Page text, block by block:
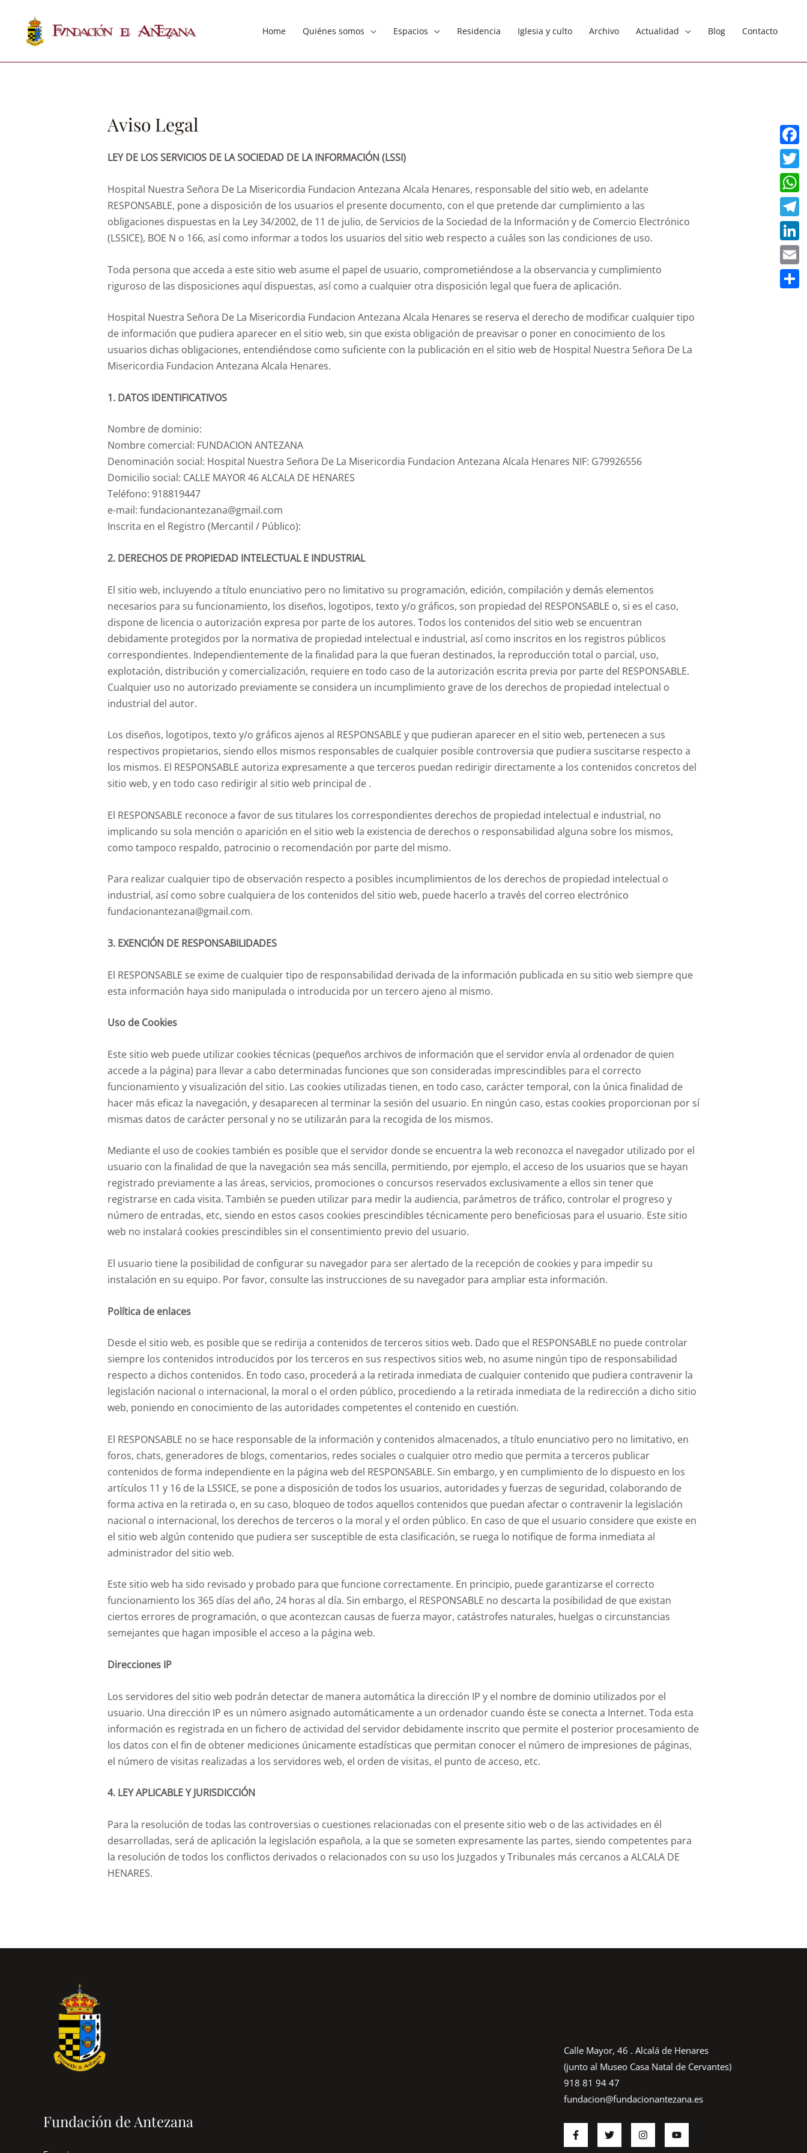
Home Quiénes somos Espacios Residencia Iglesia y culto Archivo Actualidad Blog Contacto
Aviso Legal
LEY DE LOS SERVICIOS DE LA SOCIEDAD DE LA INFORMACIÓN (LSSI)
Hospital Nuestra Señora De La Misericordia Fundacion Antezana Alcala Henares, responsable del sitio web, en adelante
RESPONSABLE, pone a disposición de los usuarios el presente documento, con el que pretende dar cumplimiento a las
obligaciones dispuestas en la Ley 34/2002, de 11 de julio, de Servicios de la Sociedad de la Información y de Comercio Electrónico
(LSSICE), BOE N o 166, así como informar a todos los usuarios del sitio web respecto a cuáles son las condiciones de uso.
Toda persona que acceda a este sitio web asume el papel de usuario, comprometiéndose a la observancia y cumplimiento
riguroso de las disposiciones aquí dispuestas, así como a cualquier otra disposición legal que fuera de aplicación.
Hospital Nuestra Señora De La Misericordia Fundacion Antezana Alcala Henares se reserva el derecho de modificar cualquier tipo
de información que pudiera aparecer en el sitio web, sin que exista obligación de preavisar o poner en conocimiento de los
usuarios dichas obligaciones, entendiéndose como suficiente con la publicación en el sitio web de Hospital Nuestra Señora De La
Misericordia Fundacion Antezana Alcala Henares.
1. DATOS IDENTIFICATIVOS
Nombre de dominio:
Nombre comercial: FUNDACION ANTEZANA
Denominación social: Hospital Nuestra Señora De La Misericordia Fundacion Antezana Alcala Henares NIF: G79926556
Domicilio social: CALLE MAYOR 46 ALCALA DE HENARES
Teléfono: 918819447
e-mail: fundacionantezana@gmail.com
Inscrita en el Registro (Mercantil / Público):
2. DERECHOS DE PROPIEDAD INTELECTUAL E INDUSTRIAL
El sitio web, incluyendo a título enunciativo pero no limitativo su programación, edición, compilación y demás elementos
necesarios para su funcionamiento, los diseños, logotipos, texto y/o gráficos, son propiedad del RESPONSABLE o, si es el caso,
dispone de licencia o autorización expresa por parte de los autores. Todos los contenidos del sitio web se encuentran
debidamente protegidos por la normativa de propiedad intelectual e industrial, así como inscritos en los registros públicos
correspondientes. Independientemente de la finalidad para la que fueran destinados, la reproducción total o parcial, uso,
explotación, distribución y comercialización, requiere en todo caso de la autorización escrita previa por parte del RESPONSABLE.
Cualquier uso no autorizado previamente se considera un incumplimiento grave de los derechos de propiedad intelectual o
industrial del autor.
Los diseños, logotipos, texto y/o gráficos ajenos al RESPONSABLE y que pudieran aparecer en el sitio web, pertenecen a sus
respectivos propietarios, siendo ellos mismos responsables de cualquier posible controversia que pudiera suscitarse respecto a
los mismos. El RESPONSABLE autoriza expresamente a que terceros puedan redirigir directamente a los contenidos concretos del
sitio web, y en todo caso redirigir al sitio web principal de .
El RESPONSABLE reconoce a favor de sus titulares los correspondientes derechos de propiedad intelectual e industrial, no
implicando su sola mención o aparición en el sitio web la existencia de derechos o responsabilidad alguna sobre los mismos,
como tampoco respaldo, patrocinio o recomendación por parte del mismo.
Para realizar cualquier tipo de observación respecto a posibles incumplimientos de los derechos de propiedad intelectual o
industrial, así como sobre cualquiera de los contenidos del sitio web, puede hacerlo a través del correo electrónico
fundacionantezana@gmail.com.
3. EXENCIÓN DE RESPONSABILIDADES
El RESPONSABLE se exime de cualquier tipo de responsabilidad derivada de la información publicada en su sitio web siempre que
esta información haya sido manipulada o introducida por un tercero ajeno al mismo.
Uso de Cookies
Este sitio web puede utilizar cookies técnicas (pequeños archivos de información que el servidor envía al ordenador de quien
accede a la página) para llevar a cabo determinadas funciones que son consideradas imprescindibles para el correcto
funcionamiento y visualización del sitio. Las cookies utilizadas tienen, en todo caso, carácter temporal, con la única finalidad de
hacer más eficaz la navegación, y desaparecen al terminar la sesión del usuario. En ningún caso, estas cookies proporcionan por sí
mismas datos de carácter personal y no se utilizarán para la recogida de los mismos.
Mediante el uso de cookies también es posible que el servidor donde se encuentra la web reconozca el navegador utilizado por el
usuario con la finalidad de que la navegación sea más sencilla, permitiendo, por ejemplo, el acceso de los usuarios que se hayan
registrado previamente a las áreas, servicios, promociones o concursos reservados exclusivamente a ellos sin tener que
registrarse en cada visita. También se pueden utilizar para medir la audiencia, parámetros de tráfico, controlar el progreso y
número de entradas, etc, siendo en estos casos cookies prescindibles técnicamente pero beneficiosas para el usuario. Este sitio
web no instalará cookies prescindibles sin el consentimiento previo del usuario.
El usuario tiene la posibilidad de configurar su navegador para ser alertado de la recepción de cookies y para impedir su
instalación en su equipo. Por favor, consulte las instrucciones de su navegador para ampliar esta información.
Política de enlaces
Desde el sitio web, es posible que se redirija a contenidos de terceros sitios web. Dado que el RESPONSABLE no puede controlar
siempre los contenidos introducidos por los terceros en sus respectivos sitios web, no asume ningún tipo de responsabilidad
respecto a dichos contenidos. En todo caso, procederá a la retirada inmediata de cualquier contenido que pudiera contravenir la
legislación nacional o internacional, la moral o el orden público, procediendo a la retirada inmediata de la redirección a dicho sitio
web, poniendo en conocimiento de las autoridades competentes el contenido en cuestión.
El RESPONSABLE no se hace responsable de la información y contenidos almacenados, a título enunciativo pero no limitativo, en
foros, chats, generadores de blogs, comentarios, redes sociales o cualquier otro medio que permita a terceros publicar
contenidos de forma independiente en la página web del RESPONSABLE. Sin embargo, y en cumplimiento de lo dispuesto en los
artículos 11 y 16 de la LSSICE, se pone a disposición de todos los usuarios, autoridades y fuerzas de seguridad, colaborando de
forma activa en la retirada o, en su caso, bloqueo de todos aquellos contenidos que puedan afectar o contravenir la legislación
nacional o internacional, los derechos de terceros o la moral y el orden público. En caso de que el usuario considere que existe en
el sitio web algún contenido que pudiera ser susceptible de esta clasificación, se ruega lo notifique de forma inmediata al
administrador del sitio web.
Este sitio web ha sido revisado y probado para que funcione correctamente. En principio, puede garantizarse el correcto
funcionamiento los 365 días del año, 24 horas al día. Sin embargo, el RESPONSABLE no descarta la posibilidad de que existan
ciertos errores de programación, o que acontezcan causas de fuerza mayor, catástrofes naturales, huelgas o circunstancias
semejantes que hagan imposible el acceso a la página web.
Direcciones IP
Los servidores del sitio web podrán detectar de manera automática la dirección IP y el nombre de dominio utilizados por el
usuario. Una dirección IP es un número asignado automáticamente a un ordenador cuando éste se conecta a Internet. Toda esta
información es registrada en un fichero de actividad del servidor debidamente inscrito que permite el posterior procesamiento de
los datos con el fin de obtener mediciones únicamente estadísticas que permitan conocer el número de impresiones de páginas,
el número de visitas realizadas a los servidores web, el orden de visitas, el punto de acceso, etc.
4. LEY APLICABLE Y JURISDICCIÓN
Para la resolución de todas las controversias o cuestiones relacionadas con el presente sitio web o de las actividades en él
desarrolladas, será de aplicación la legislación española, a la que se someten expresamente las partes, siendo competentes para
la resolución de todos los conflictos derivados o relacionados con su uso los Juzgados y Tribunales más cercanos a ALCALA DE
HENARES.
Fundación de Antezana
Calle Mayor, 46 . Alcalá de Henares
(junto al Museo Casa Natal de Cervantes)
918 81 94 47
fundacion@fundacionantezana.es
Email